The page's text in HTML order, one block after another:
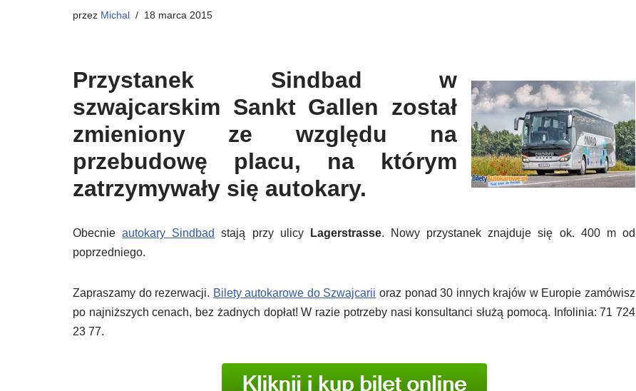
przez Michal 18 marca 2015
Przystanek Sindbad w
szwajcarskim Sankt Gallen został
zmieniony ze względu na
przebudowę placu, na którym
zatrzymywały się autokary.
Obecnieautokary Sindbad stają przy ulicyLagerstrasse. Nowy przystanek znajduje się ok. 400 m od
poprzedniego.
Zapraszamy do rezerwacji. Bilety autokarowe do Szwajcarii oraz ponad 30 innych krajów w Europie zamówisz
po najniższych cenach, bez żadnych dopłat! W razie potrzeby nasi konsultanci służą pomocą. Infolinia: 71 724
23 77.